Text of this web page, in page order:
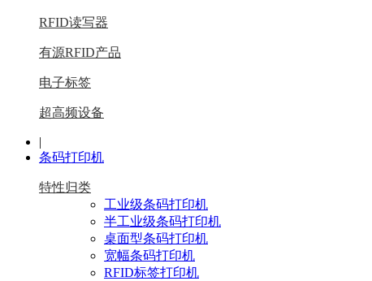
RFID读写器
有源RFID产品
电子标签
超高频设备
|
条码打印机
特性归类
工业级条码打印机
半工业级条码打印机
桌面型条码打印机
宽幅条码打印机
RFID标签打印机